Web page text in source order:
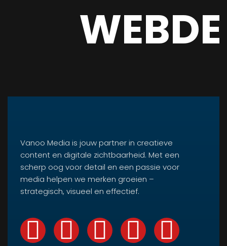
Vanoo Media is jouw partner in creatieve
content en digitale zichtbaarheid. Met een
scherp oog voor detail en een passie voor
media helpen we merken groeien –
strategisch, visueel en effectief.